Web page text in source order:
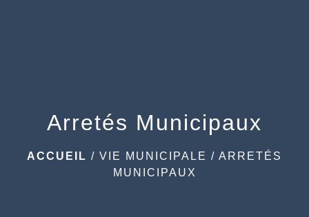
Arretés Municipaux
ACCUEIL / VIE MUNICIPALE / ARRETÉS
MUNICIPAUX